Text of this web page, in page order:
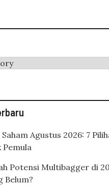
Agustus 2026: 7
Pemula
Potensi Multibagger di
Belum?